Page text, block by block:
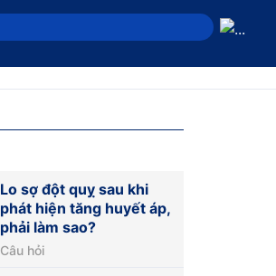
Lo sợ đột quỵ sau khi
phát hiện tăng huyết áp,
phải làm sao?
Câu hỏi